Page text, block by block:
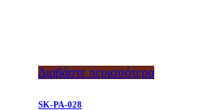
Διαβάστε περισσότερα
SK-PA-028